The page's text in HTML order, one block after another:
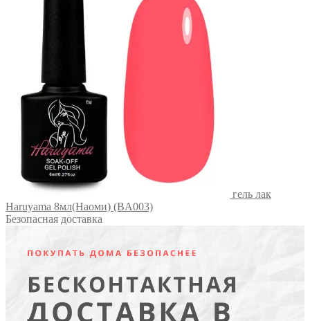
гель лак
Haruyama 8мл(Наоми) (BA003)
Безопасная доставка